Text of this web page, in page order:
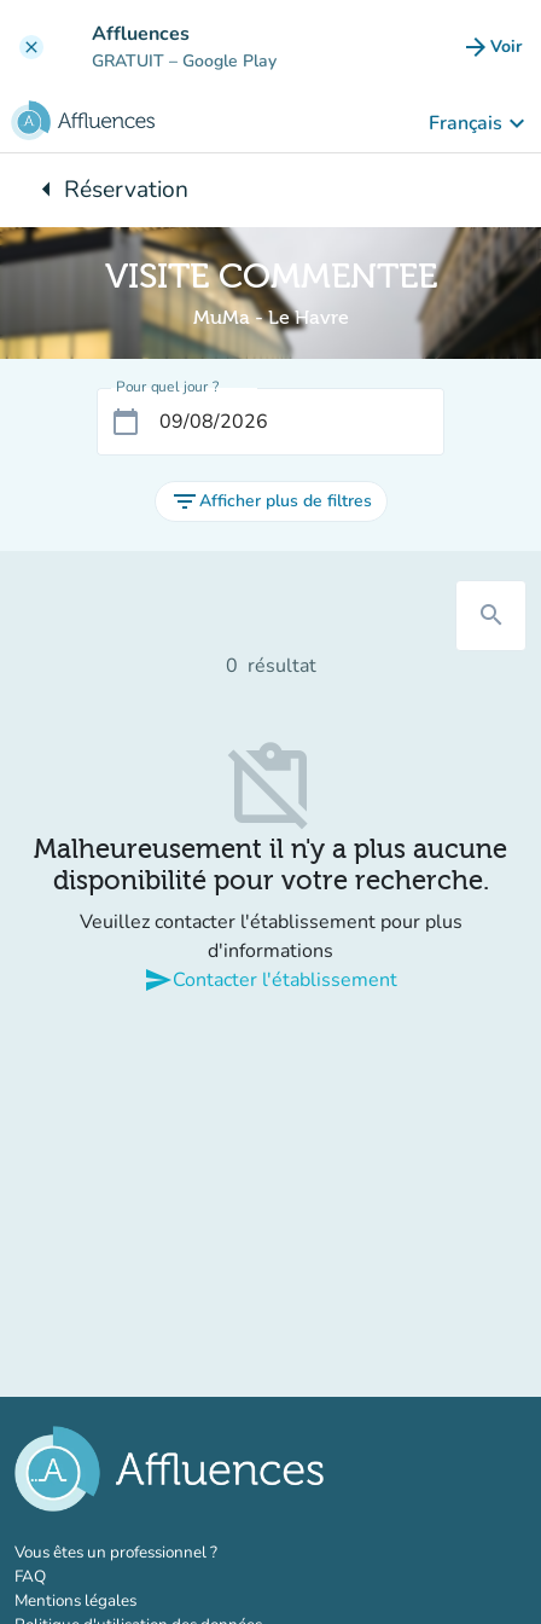
clear Affluences
GRATUIT – Google Play arrow_forward Voir
Français keyboard_arrow_down
arrow_leftRetour à :
Réservation
VISITE COMMENTEE
MuMa - Le Havre
Pour quel jour ?
calendar_today
filter_listAfficher plus de filtres
search
0 résultat
content_paste_off
Malheureusement il n'y a plus aucune
disponibilité pour votre recherche.
Veuillez contacter l'établissement pour plus
d'informations
sendContacter l'établissement
Vous êtes un professionnel ?(nouvel onglet)
FAQ
Mentions légales